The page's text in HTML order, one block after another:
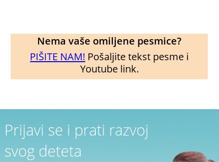
Nema vaše omiljene pesmice?
PIŠITE NAM! Pošaljite tekst pesme i
Youtube link.
Prijavi se i prati razvoj
svog deteta